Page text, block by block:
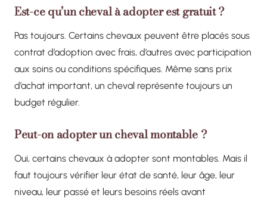
Est-ce qu’un cheval à adopter est gratuit ?
Pas toujours. Certains chevaux peuvent être placés sous
contrat d’adoption avec frais, d’autres avec participation
aux soins ou conditions spécifiques. Même sans prix
d’achat important, un cheval représente toujours un
budget régulier.
Peut-on adopter un cheval montable ?
Oui, certains chevaux à adopter sont montables. Mais il
faut toujours vérifier leur état de santé, leur âge, leur
niveau, leur passé et leurs besoins réels avant